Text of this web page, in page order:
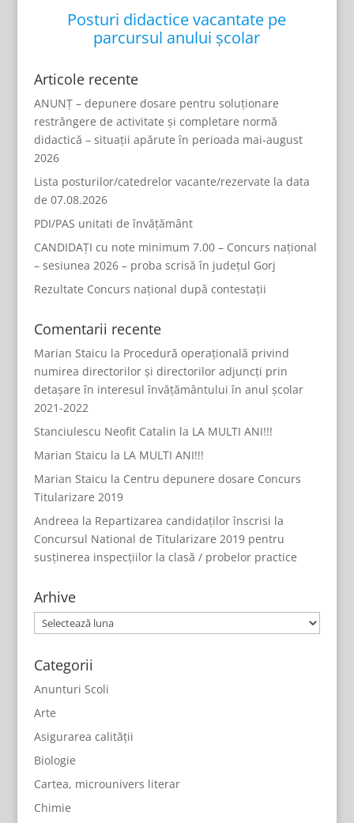
Posturi didactice vacantate pe
parcursul anului școlar
Articole recente
ANUNȚ – depunere dosare pentru soluționare
restrângere de activitate și completare normă
didactică – situații apărute în perioada mai-august
2026
Lista posturilor/catedrelor vacante/rezervate la data
de 07.08.2026
PDI/PAS unitati de învățământ
CANDIDAȚI cu note minimum 7.00 – Concurs național
– sesiunea 2026 – proba scrisă în județul Gorj
Rezultate Concurs național după contestații
Comentarii recente
Marian Staicu la Procedură operațională privind
numirea directorilor și directorilor adjuncți prin
detașare în interesul învățământului în anul școlar
2021-2022
Stanciulescu Neofit Catalin la LA MULTI ANI!!!
Marian Staicu la LA MULTI ANI!!!
Marian Staicu la Centru depunere dosare Concurs
Titularizare 2019
Andreea la Repartizarea candidaților înscrisi la
Concursul National de Titularizare 2019 pentru
susținerea inspecțiilor la clasă / probelor practice
Arhive
Arhive
Categorii
Anunturi Scoli
Arte
Asigurarea calității
Biologie
Cartea, microunivers literar
Chimie